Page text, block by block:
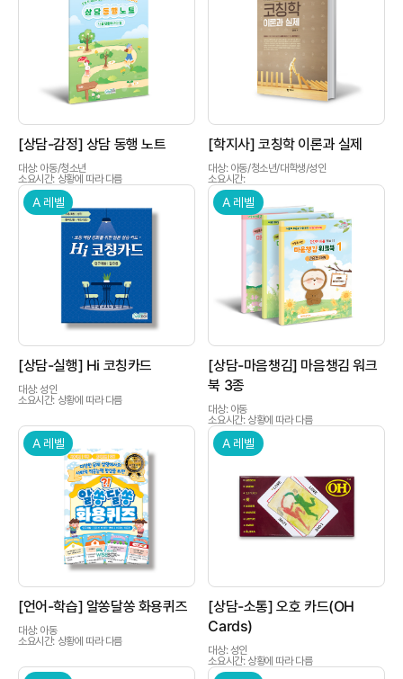
인싸이트는 '학지사 심리검사연구소'의 새 이름입니다.
상품이미지
[상담-감정] 상담 동행 노트
대상: 아동/청소년
소요시간: 상황에 따라 다름
상품이미지
[학지사] 코칭학 이론과 실제
대상: 아동/청소년/대학생/성인
소요시간:
상품이미지
A 레벨
[상담-실행] Hi 코칭카드
대상: 성인
소요시간: 상황에 따라 다름
상품이미지
A 레벨
[상담-마음챙김] 마음챙김 워크
북 3종
대상: 아동
소요시간: 상황에 따라 다름
상품이미지
A 레벨
[언어-학습] 알쏭달쏭 화용퀴즈
대상: 아동
소요시간: 상황에 따라 다름
상품이미지
A 레벨
[상담-소통] 오호 카드(OH
Cards)
대상: 성인
소요시간: 상황에 따라 다름